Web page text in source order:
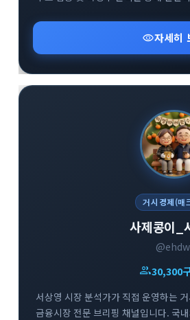
신속한 분석을 만나볼 수 있는 경제·금
visibility자세히
거시경제(매
사제콩이_
group30,300
서상영 시장 분석가가 직접 운영하는
금융시장 전문 브리핑 채널입니다. 국